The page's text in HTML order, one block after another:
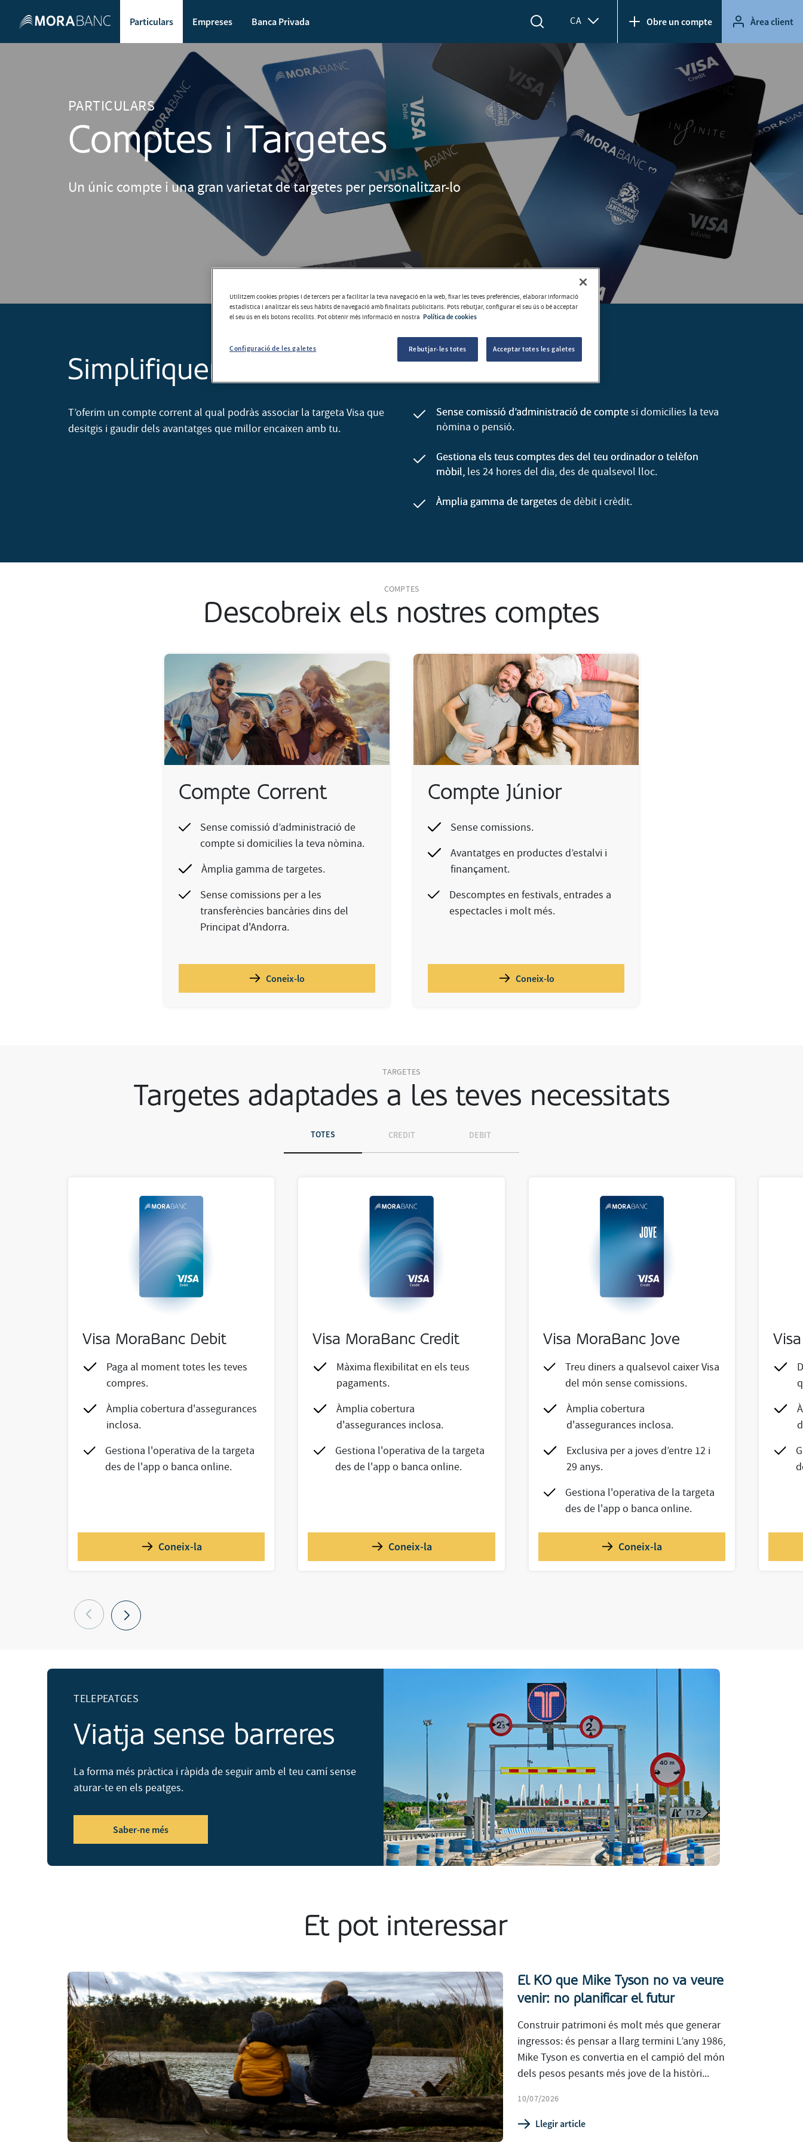
Particulars Empreses Banca Privada CA Obre un compte Àrea client
PARTICULARS
Comptes i Targetes
Un únic compte i una gran varietat de targetes per personalitzar-lo
Simplifiquem el teu dia a dia financer
T’oferim un compte corrent al qual podràs associar la targeta Visa que
desitgis i gaudir dels avantatges que millor encaixen amb tu.
Sense comissió d’administració de comptesi domicilies la teva
nòmina o pensió.
Gestiona els teus comptes des del teu ordinador o telèfon
mòbil, les 24 hores del dia, des de qualsevol lloc.
Àmplia gamma de targetes de dèbit i crèdit.
COMPTES
Descobreix els nostres comptes
Compte Corrent
Sense comissió d’administració de
compte si domicilies la teva nòmina.
Àmplia gamma de targetes.
Sense comissions per a les
transferències bancàries dins del
Principat d'Andorra.
Coneix-lo
Compte Júnior
Sense comissions.
Avantatges en productes d’estalvi i
finançament.
Descomptes en festivals, entrades a
espectacles i molt més.
Coneix-lo
TARGETES
Targetes adaptades a les teves necessitats
TOTES CREDIT DEBIT
Visa MoraBanc Debit
Paga al moment totes les teves
compres.
Àmplia cobertura d'assegurances
inclosa.
Gestiona l'operativa de la targeta
des de l'app o banca online.
Coneix-la
Visa MoraBanc Credit
Màxima flexibilitat en els teus
pagaments.
Àmplia cobertura
d'assegurances inclosa.
Gestiona l'operativa de la targeta
des de l'app o banca online.
Coneix-la
Visa MoraBanc Jove
Treu diners a qualsevol caixer Visa
del món sense comissions.
Àmplia cobertura
d'assegurances inclosa.
Exclusiva per a joves d’entre 12 i
29 anys.
Gestiona l'operativa de la targeta
des de l'app o banca online.
Coneix-la
TELEPEATGES
Viatja sense barreres
La forma més pràctica i ràpida de seguir amb el teu camí sense
aturar-te en els peatges.
Saber-ne més
Et pot interessar
El KO que Mike Tyson no va veure
venir: no planificar el futur
Construir patrimoni és molt més que generar
ingressos: és pensar a llarg termini L’any 1986,
Mike Tyson es convertia en el campió del món
dels pesos pesants més jove de la històri...
10/07/2026
Llegir article
Utilitzem cookies pròpies i de tercers per a facilitar la teva navegació en la web, fixar les teves preferències, elaborar informació
estadística i analitzar els seus hàbits de navegació amb finalitats publicitaris. Pots rebutjar, configurar el seu ús o bé acceptar
el seu ús en els botons recollits. Pot obtenir més informació en nostra Política de cookies
Configuració de les galetes Rebutjar-les totes Acceptar totes les galetes